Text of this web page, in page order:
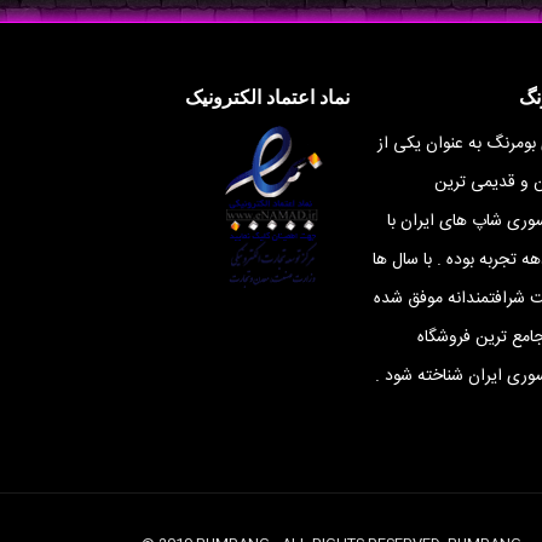
نماد اعتماد الکترونیک
بومرنگ به عنوان یکی از
و قدیمی ترین
شاپ های ایران با
تجربه بوده . با سال ها
شرافتمندانه موفق شده
ترین فروشگاه
ایران شناخته شود .